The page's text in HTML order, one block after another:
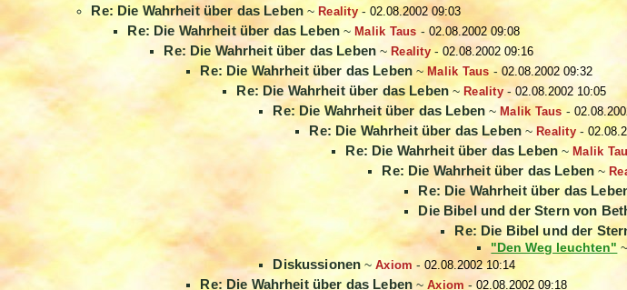
Re: Die Wahrheit über das Leben ~ Reality- 02.08.2002 09:03
Re: Die Wahrheit über das Leben ~ Malik Taus - 02.08.2002 09:08
Re: Die Wahrheit über das Leben ~ Reality- 02.08.2002 09:16
Re: Die Wahrheit über das Leben ~ Malik Taus- 02.08.2002 09:32
Re: Die Wahrheit über das Leben ~ Reality-02.08.2002 10:05
Re: Die Wahrheit über das Leben ~ Malik Taus-
Re: Die Wahrheit über das Leben ~ Reality-
Re: Die Wahrheit über das Leben ~ Malik
Re: Die Wahrheit über das Leben ~
Re: Die Wahrheit über das
Die Bibel und der Stern von
Re: Die Bibel und der
"Den Weg leuchten"
Diskussionen ~Axiom -02.08.2002 10:14
Re: Die Wahrheit über das Leben ~Axiom -02.08.2002 09:18